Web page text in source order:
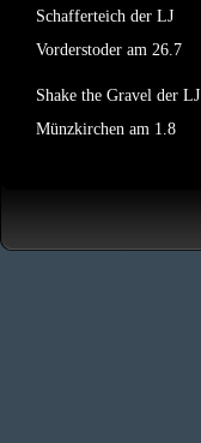
Schafferteich der LJ
Vorderstoder am 26.7
Shake the Gravel der LJ
Münzkirchen am 1.8